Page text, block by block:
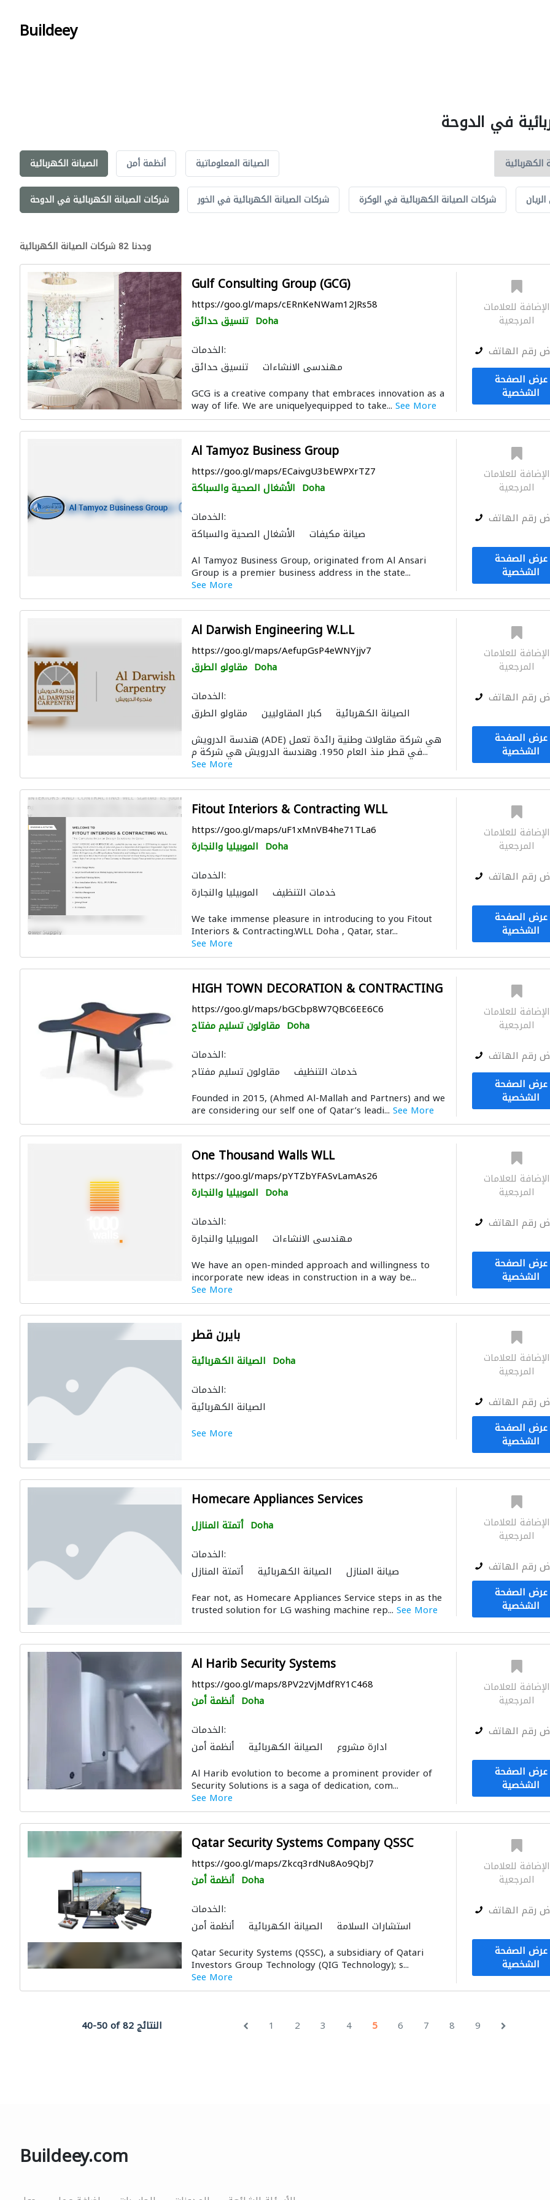
Buildeey
في الدوحة
الصيانة الكهربائية أنظمة أمن الصيانة المعلوماتية
شركات الصيانة الكهربائية في الدوحة شركات الصيانة الكهربائية في الخور شركات الصيانة الكهربائية في الوكرة
وجدنا 82 شركات الصيانة الكهربائية
Gulf Consulting Group (GCG)
https://goo.gl/maps/cERnKeNWam12JRs58
تنسيق حدائق Doha
الخدمات:
تنسيق حدائق
مهندسي الانشاءات
دراسة الجدوى الاقتصادية ادارة مشروع
استشارات بيئية ميكانيكيون الديكور الداخلي
النمذجة والتصوير ثلاثي الأبعاد التصميم المعماري
GCG is a creative company that embraces innovation as a
way of life. We are uniquelyequipped to take... See More
الإضافة للعلامات
المرجعية
رقم الهاتف
عرض الصفحة
الشخصية
Al Tamyoz Business Group
https://goo.gl/maps/ECaivgU3bEWPXrTZ7
الأشغال الصحية والسباكة Doha
الخدمات:
الأشغال الصحية والسباكة
صيانة مكيفات
Al Tamyoz Business Group, originated from Al Ansari
Group is a premier business address in the state...
See More
الإضافة للعلامات
المرجعية
رقم الهاتف
عرض الصفحة
الشخصية
Al Darwish Engineering W.L.L
https://goo.gl/maps/AefupGsP4eWNYjjv7
مقاولو الطرق Doha
الخدمات:
مقاولو الطرق
كبار المقاوليين الصيانة الكهربائية
هندسة الدرويش (ADE) هي شركة مقاولات وطنية رائدة تعمل
في قطر منذ العام 1950. وهندسة الدرويش هي شركة م...
See More
الإضافة للعلامات
المرجعية
رقم الهاتف
عرض الصفحة
الشخصية
Fitout Interiors & Contracting WLL
https://goo.gl/maps/uF1xMnVB4he71TLa6
الموبيليا والنجارة Doha
الخدمات:
الموبيليا والنجارة
خدمات التنظيف
الحجر والرخام منتجات الجبس مقاولون تسليم مفتاح
أنظمة الأسقف الديكور الداخلي
النمذجة والتصوير ثلاثي الأبعاد
We take immense pleasure in introducing to you Fitout
Interiors & Contracting.WLL Doha , Qatar, star...
See More
الإضافة للعلامات
المرجعية
رقم الهاتف
عرض الصفحة
الشخصية
HIGH TOWN DECORATION & CONTRACTING
https://goo.gl/maps/bGCbp8W7QBC6EE6C6
مقاولون تسليم مفتاح Doha
الخدمات:
مقاولون تسليم مفتاح
خدمات التنظيف
الأثاث والمفروشات المنزلية الأثاث المكتبي
الاكسسوارات ميكانيكيون الديكور الداخلي
Founded in 2015, (Ahmed Al-Mallah and Partners) and we
are considering our self one of Qatar’s leadi... See More
الإضافة للعلامات
المرجعية
رقم الهاتف
عرض الصفحة
الشخصية
One Thousand Walls WLL
https://goo.gl/maps/pYTZbYFASvLamAs26
الموبيليا والنجارة Doha
الخدمات:
الموبيليا والنجارة
مهندسي الانشاءات
الأشغال الصحية والسباكة الصيانة الكهربائية
الأثاث والمفروشات المنزلية ميكانيكيون
مقاولون لمكافحة الحريق
We have an open-minded approach and willingness to
incorporate new ideas in construction in a way be...
See More
الإضافة للعلامات
المرجعية
رقم الهاتف
عرض الصفحة
الشخصية
بايرن قطر
الصيانة الكهربائية Doha
الخدمات:
الصيانة الكهربائية
See More
الإضافة للعلامات
المرجعية
رقم الهاتف
عرض الصفحة
الشخصية
Homecare Appliances Services
أتمتة المنازل Doha
الخدمات:
أتمتة المنازل
الصيانة الكهربائية صيانة المنازل
Fear not, as Homecare Appliances Service steps in as the
trusted solution for LG washing machine rep... See More
الإضافة للعلامات
المرجعية
رقم الهاتف
عرض الصفحة
الشخصية
Al Harib Security Systems
https://goo.gl/maps/8PV2zVjMdfRY1C468
أنظمة أمن Doha
الخدمات:
أنظمة أمن
الصيانة الكهربائية ادارة مشروع
Al Harib evolution to become a prominent provider of
Security Solutions is a saga of dedication, com...
See More
الإضافة للعلامات
المرجعية
رقم الهاتف
عرض الصفحة
الشخصية
Qatar Security Systems Company QSSC
https://goo.gl/maps/Zkcq3rdNu8Ao9QbJ7
أنظمة أمن Doha
الخدمات:
أنظمة أمن
الصيانة الكهربائية استشارات السلامة
مقاولون لمكافحة الحريق الصوتيات
Qatar Security Systems (QSSC), a subsidiary of Qatari
Investors Group Technology (QIG Technology); s...
See More
الإضافة للعلامات
المرجعية
رقم الهاتف
عرض الصفحة
الشخصية
40-50 of 82 النتائج 1 2 3 4 5 6 7 8 9
Buildeey.com